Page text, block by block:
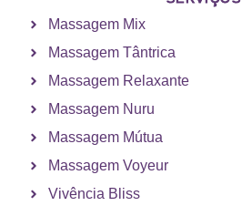
Massagem Mix
Massagem Tântrica
Massagem Relaxante
Massagem Nuru
Massagem Mútua
Massagem Voyeur
Vivência Bliss